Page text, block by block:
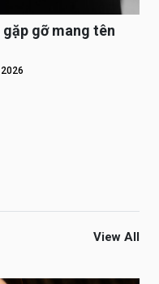
gỡ mang tên
View All